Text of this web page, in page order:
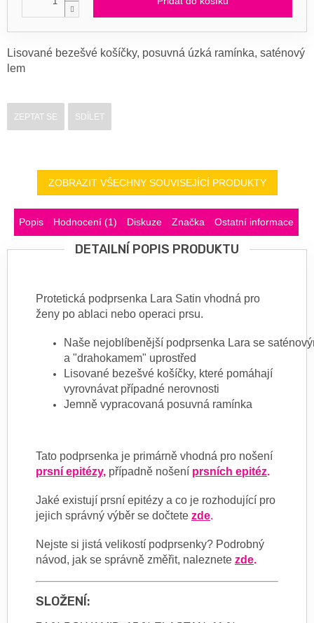
Lisované bezešvé košíčky, posuvná úzká ramínka, saténový
lem
ZEPTAT SE SDÍLET
ZOBRAZIT VŠECHNY SOUVISEJÍCÍ PRODUKTY
Popis Hodnocení (1) Diskuze Značka Ostatní informace
DETAILNÍ POPIS PRODUKTU
Protetická podprsenka Lara Satin vhodná pro
ženy po ablaci nebo operaci prsu.
Naše nejoblíbenější podprsenka Lara se
a "drahokamem" uprostřed
Lisované bezešvé košíčky, které pomáhají
vyrovnávat případné nerovnosti
Jemně vypracovaná posuvná ramínka
Tato podprsenka je primárně vhodná pro nošení
prsní epitézy, případně nošení prsních epitéz.
Jaké existují prsní epitézy a co je rozhodující pro
jejich správný výběr se dočtete zde.
Nejste si jistá velikostí podprsenky? Podrobný
návod, jak se správně změřit, naleznete zde.
SLOŽENÍ: